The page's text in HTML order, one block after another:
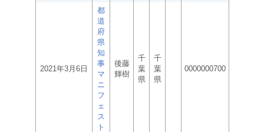
2021年3月6日
都
道
府
県
知
事
マ
ニ
フ
ェ
ス
ト
後藤
輝樹
千
葉
県
千
葉
県
0000000700